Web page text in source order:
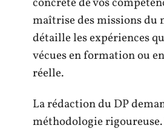
maîtrise des missions du
détaille les expériences
vécues en formation ou
réelle.
La rédaction du DP
méthodologie